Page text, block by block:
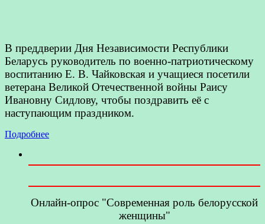
В преддверии Дня Независимости Республики
Беларусь руководитель по военно-патриотическому
воспитанию Е. В. Чайковская и учащиеся посетили
ветерана Великой Отечественной войны Раису
Ивановну Сидлову, чтобы поздравить её с
наступающим праздником.
Подробнее
Онлайн-опрос "Современная роль белорусской
женщины"